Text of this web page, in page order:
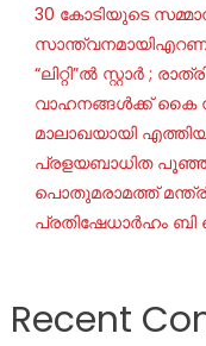
30 കോടിയുടെ
“ലിറ്റി”ൽ സ്റ്റാർ ;
വാഹനങ്ങൾക്ക് കൈ
മാലാഖയായി
പ്രളയബാധിത
പൊതുമരാമത്ത് മന്ത്രി
പ്രതിഷേധാർഹം ബി
Recent